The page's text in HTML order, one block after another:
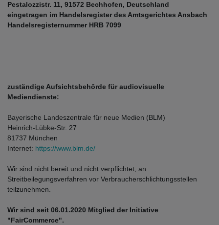
Pestalozzistr. 11, 91572 Bechhofen, Deutschland
eingetragen im Handelsregister des Amtsgerichtes Ansbach
Handelsregisternummer HRB 7099
zuständige Aufsichtsbehörde für audiovisuelle
Mediendienste:
Bayerische Landeszentrale für neue Medien (BLM)
Heinrich-Lübke-Str. 27
81737 München
Internet: https://www.blm.de/
Wir sind nicht bereit und nicht verpflichtet, an
Streitbeilegungsverfahren vor Verbraucherschlichtungsstellen
teilzunehmen.
Wir sind seit 06.01.2020 Mitglied der Initiative
"FairCommerce".